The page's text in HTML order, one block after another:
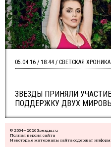
ЗВЕЗДЫ ПРИНЯЛИ
ПОДДЕРЖКУ ДВУХ
05.04.16 / 18:44 / СВЕТСКАЯ ХРОНИКА
© 2004—2026 Звёзды.ru
Полная версия сайта
Некоторые материалы сайта содержат